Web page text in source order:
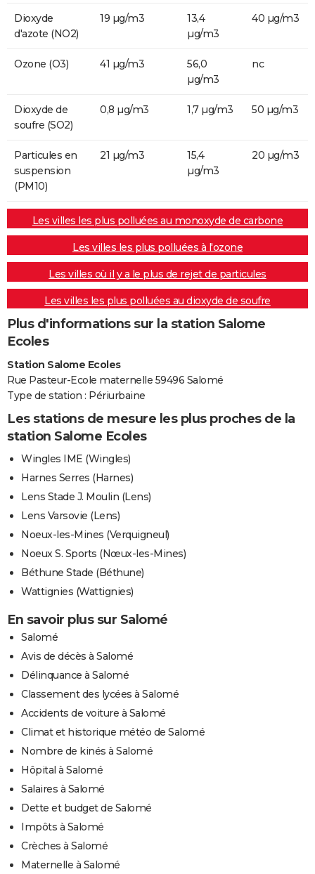
Dioxyde
d'azote (NO2)
19 µg/m3
13,4
µg/m3
40 µg/m3
Ozone (O3) 41 µg/m3
56,0
µg/m3
nc
Dioxyde de
soufre (SO2)
0,8 µg/m3 1,7 µg/m3 50 µg/m3
Particules en
suspension
(PM10)
21 µg/m3
15,4
µg/m3
20 µg/m3
Les villes les plus polluées au monoxyde de carbone
Les villes les plus polluées à l'ozone
Les villes où il y a le plus de rejet de particules
Les villes les plus polluées au dioxyde de soufre
Plus d'informations sur la station Salome
Ecoles
Station Salome Ecoles
Rue Pasteur-Ecole maternelle 59496 Salomé
Type de station : Périurbaine
Les stations de mesure les plus proches de la
station Salome Ecoles
Wingles IME (Wingles)
Harnes Serres (Harnes)
Lens Stade J. Moulin (Lens)
Lens Varsovie (Lens)
Noeux-les-Mines (Verquigneul)
Noeux S. Sports (Nœux-les-Mines)
Béthune Stade (Béthune)
Wattignies (Wattignies)
En savoir plus sur Salomé
Salomé
Avis de décès à Salomé
Délinquance à Salomé
Classement des lycées à Salomé
Accidents de voiture à Salomé
Climat et historique météo de Salomé
Nombre de kinés à Salomé
Hôpital à Salomé
Salaires à Salomé
Dette et budget de Salomé
Impôts à Salomé
Crèches à Salomé
Maternelle à Salomé